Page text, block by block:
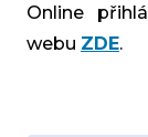
Online
webu ZDE.